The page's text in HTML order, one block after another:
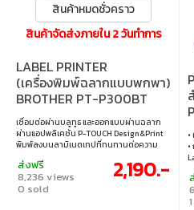
สินค้าหมดชั่วคราว
สินค้าจัดส่งภายใน 2 วันทำการ
LABEL PRINTER
(เครื่องพิมพ์ฉลากแบบพกพา)
BROTHER PT-P300BT
WHITE
เชื่อมต่อผ่านบลูทูธ และออกแบบผ่านฉลาก
ผ่านแอปพลิเคชัน P-TOUCH Design&Print
พิมพ์ลงบนลามิเนตเทปที่ทนทานต่อความ
ต่อวินาที 20mm/sec
ส่งฟรี
8,236 views
0 sold
2,190.-